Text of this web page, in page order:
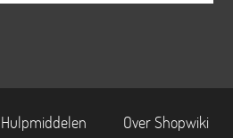
Hulpmiddelen Over Shopwiki